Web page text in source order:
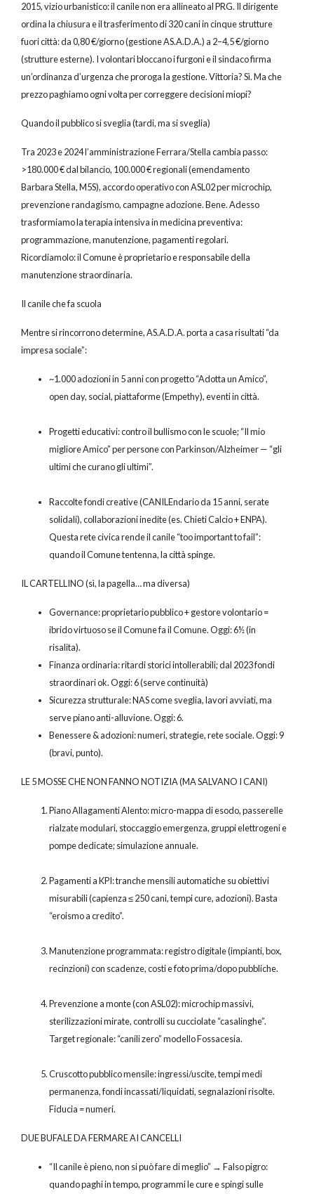
2015, vizio urbanistico: il canile non era allineato al PRG. Il dirigente
ordina la chiusura e il trasferimento di 320 cani in cinque strutture
fuori città: da 0,80 €/giorno (gestione AS.A.D.A.) a 2–4,5 €/giorno
(strutture esterne). I volontari bloccano i furgoni e il sindaco firma
un’ordinanza d’urgenza che proroga la gestione. Vittoria? Sì. Ma che
prezzo paghiamo ogni volta per correggere decisioni miopi?
Quando il pubblico si sveglia (tardi, ma si sveglia)
Tra 2023 e 2024 l’amministrazione Ferrara/Stella cambia passo:
>180.000 € dal bilancio, 100.000 € regionali (emendamento
Barbara Stella, M5S), accordo operativo con ASL02 per microchip,
prevenzione randagismo, campagne adozione. Bene. Adesso
trasformiamo la terapia intensiva in medicina preventiva:
programmazione, manutenzione, pagamenti regolari.
Ricordiamolo: il Comune è proprietario e responsabile della
manutenzione straordinaria.
Il canile che fa scuola
Mentre si rincorrono determine, AS.A.D.A. porta a casa risultati “da
impresa sociale”:
~1.000 adozioni in 5 anni con progetto “Adotta un Amico”,
open day, social, piattaforme (Empethy), eventi in città.
Progetti educativi: contro il bullismo con le scuole; “Il mio
migliore Amico” per persone con Parkinson/Alzheimer — “gli
ultimi che curano gli ultimi”.
Raccolte fondi creative (CANILEndario da 15 anni, serate
solidali), collaborazioni inedite (es. Chieti Calcio + ENPA).
Questa rete civica rende il canile “too important to fail”:
quando il Comune tentenna, la città spinge.
IL CARTELLINO (sì, la pagella… ma diversa)
Governance: proprietario pubblico + gestore volontario =
ibrido virtuoso se il Comune fa il Comune. Oggi: 6½ (in
risalita).
Finanza ordinaria: ritardi storici intollerabili; dal 2023 fondi
straordinari ok. Oggi: 6 (serve continuità)
Sicurezza strutturale: NAS come sveglia, lavori avviati, ma
serve piano anti-alluvione. Oggi: 6.
Benessere & adozioni: numeri, strategie, rete sociale. Oggi: 9
(bravi, punto).
LE 5 MOSSE CHE NON FANNO NOTIZIA (MA SALVANO I CANI)
Piano Allagamenti Alento: micro-mappa di esodo, passerelle
rialzate modulari, stoccaggio emergenza, gruppi elettrogeni e
pompe dedicate; simulazione annuale.
Pagamenti a KPI: tranche mensili automatiche su obiettivi
misurabili (capienza ≤ 250 cani, tempi cure, adozioni). Basta
“eroismo a credito”.
Manutenzione programmata: registro digitale (impianti, box,
recinzioni) con scadenze, costi e foto prima/dopo pubbliche.
Prevenzione a monte (con ASL02): microchip massivi,
sterilizzazioni mirate, controlli su cucciolate “casalinghe”.
Target regionale: “canili zero” modello Fossacesia.
Cruscotto pubblico mensile: ingressi/uscite, tempi medi
permanenza, fondi incassati/liquidati, segnalazioni risolte.
Fiducia = numeri.
DUE BUFALE DA FERMARE AI CANCELLI
“Il canile è pieno, non si può fare di meglio” → Falso pigro:
quando paghi in tempo, programmi le cure e spingi sulle